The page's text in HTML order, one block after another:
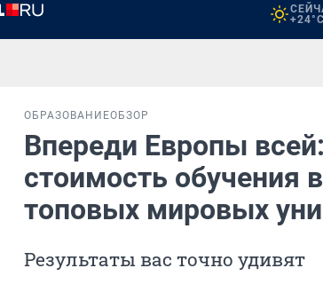
+24°C
ОБРАЗОВАНИЕОБЗОР
Впереди Европы
стоимость обучения
топовых мировых
Результаты вас точно удивят